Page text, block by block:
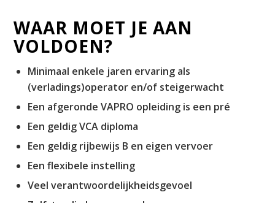
WAAR MOET JE AAN
VOLDOEN?
Minimaal enkele jaren ervaring als
(verladings)operator en/of steigerwacht
Een afgeronde VAPRO opleiding is een pré
Een geldig VCA diploma
Een geldig rijbewijs B en eigen vervoer
Een flexibele instelling
Veel verantwoordelijkheidsgevoel